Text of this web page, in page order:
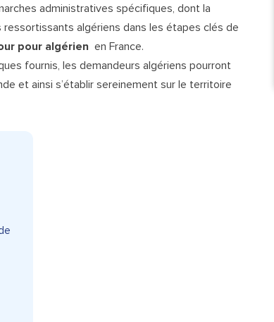
administratives spécifiques, dont la
algériens dans les étapes clés de
pour algérien en France.
fournis, les demandeurs algériens pourront
et ainsi s’établir sereinement sur le territoire